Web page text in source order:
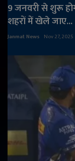
9 जनवरी से शुरू
शहरों में खेले जाए...
Janmat News Nov 27, 2025